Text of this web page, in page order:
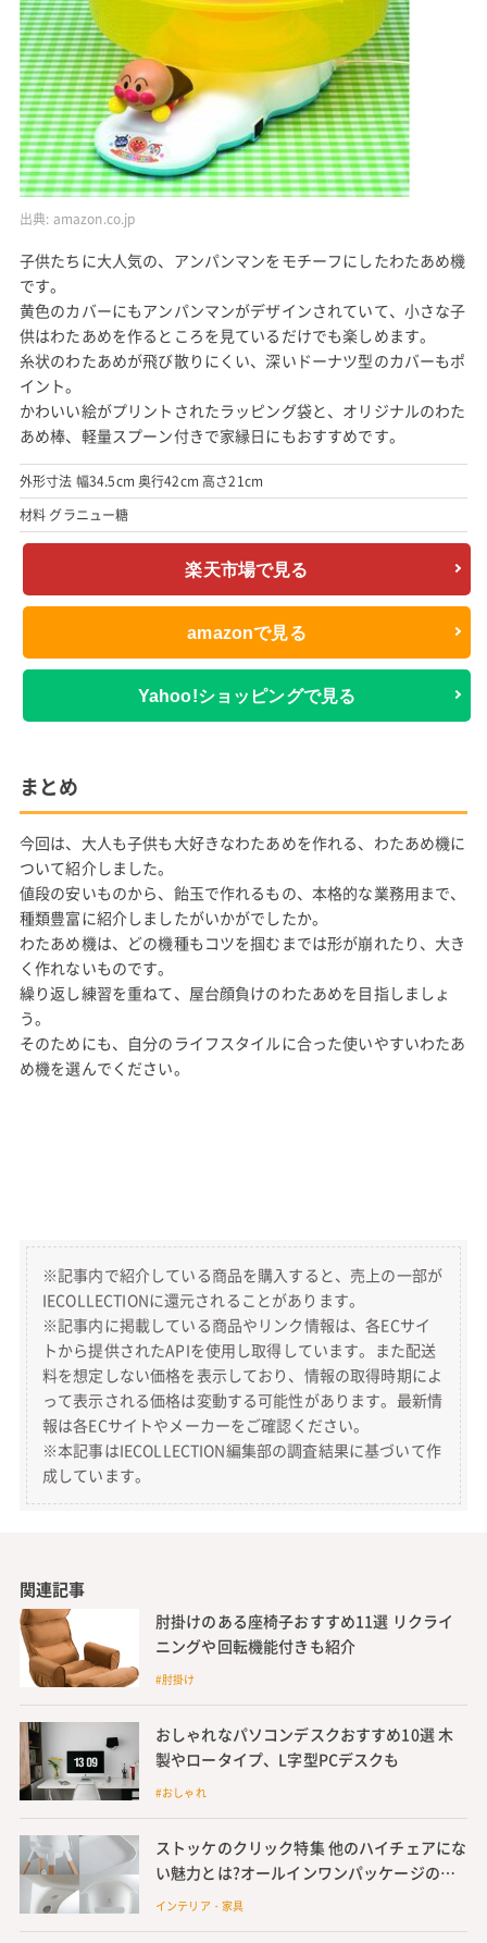
出典: amazon.co.jp
子供たちに大人気の、アンパンマンをモチーフにしたわたあめ機
です。
黄色のカバーにもアンパンマンがデザインされていて、小さな子
供はわたあめを作るところを見ているだけでも楽しめます。
糸状のわたあめが飛び散りにくい、深いドーナツ型のカバーもポ
イント。
かわいい絵がプリントされたラッピング袋と、オリジナルのわた
あめ棒、軽量スプーン付きで家縁日にもおすすめです。
外形寸法 幅34.5cm 奥行42cm 高さ21cm
材料 グラニュー糖
楽天市場で見る
amazonで見る
Yahoo!ショッピングで見る
まとめ
今回は、大人も子供も大好きなわたあめを作れる、わたあめ機に
ついて紹介しました。
値段の安いものから、飴玉で作れるもの、本格的な業務用まで、
種類豊富に紹介しましたがいかがでしたか。
わたあめ機は、どの機種もコツを掴むまでは形が崩れたり、大き
く作れないものです。
繰り返し練習を重ねて、屋台顔負けのわたあめを目指しましょ
う。
そのためにも、自分のライフスタイルに合った使いやすいわたあ
め機を選んでください。
※記事内で紹介している商品を購入すると、売上の一部が
IECOLLECTIONに還元されることがあります。
※記事内に掲載している商品やリンク情報は、各ECサイ
トから提供されたAPIを使用し取得しています。また配送
料を想定しない価格を表示しており、情報の取得時期によ
って表示される価格は変動する可能性があります。最新情
報は各ECサイトやメーカーをご確認ください。
※本記事はIECOLLECTION編集部の調査結果に基づいて作
成しています。
関連記事
肘掛けのある座椅子おすすめ11選 リクライ
ニングや回転機能付きも紹介
#肘掛け
おしゃれなパソコンデスクおすすめ10選 木
製やロータイプ、L字型PCデスクも
#おしゃれ
ストッケのクリック特集 他のハイチェアにな
い魅力とは?オールインワンパッケージの意
味まで詳しく解説
インテリア・家具